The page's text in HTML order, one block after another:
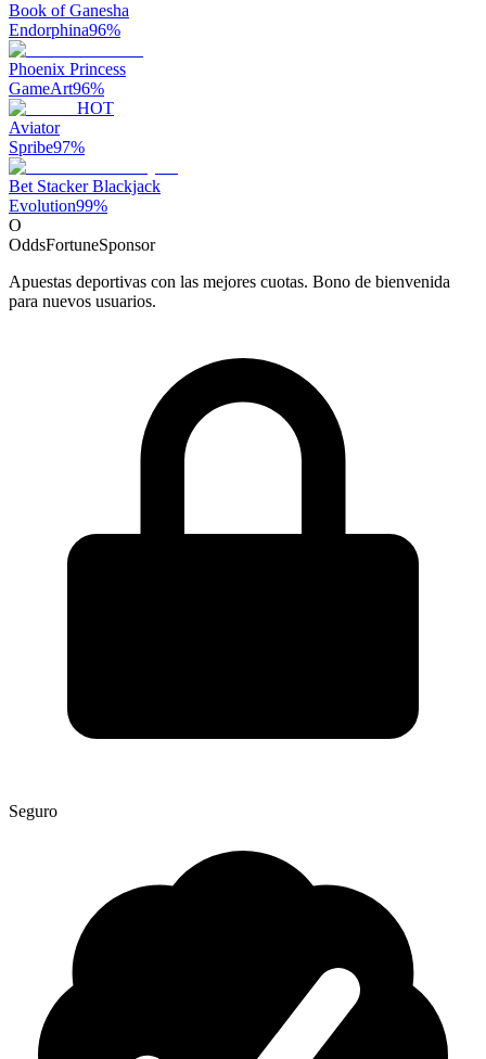
Book of Ganesha
Endorphina96%
Phoenix Princess
GameArt96%
HOT
Aviator
Spribe97%
Bet Stacker Blackjack
Evolution99%
O
OddsFortuneSponsor
Apuestas deportivas con las mejores cuotas. Bono de bienvenida
para nuevos usuarios.
Seguro